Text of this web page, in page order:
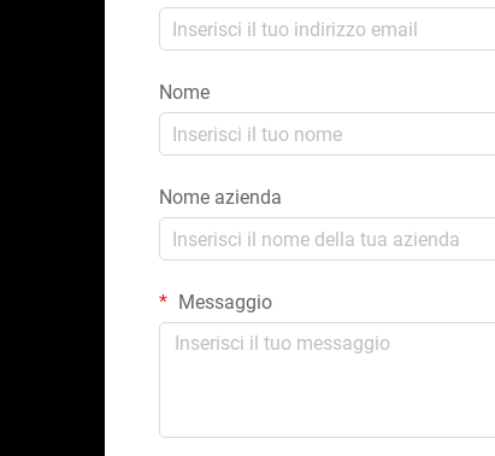
Nome
Nome azienda
Messaggio